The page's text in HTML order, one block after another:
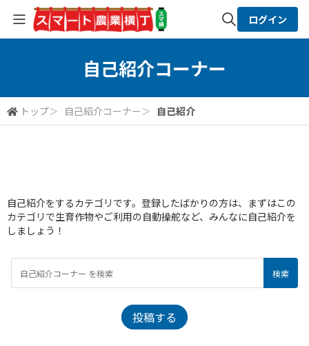
ログイン
自己紹介コーナー
トップ＞ 自己紹介コーナー ＞ 自己紹介
自己紹介をするカテゴリです。登録したばかりの方は、まずはこの
カテゴリで生育作物やご利用の自動操舵など、みんなに自己紹介を
しましょう！
投稿する